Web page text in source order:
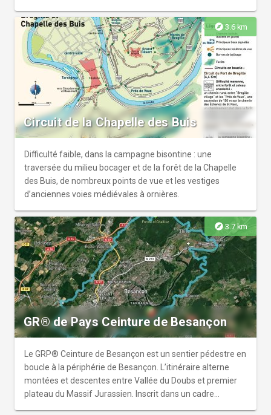
explore 3.6 km
Circuit de la Chapelle des Buis
Difficulté faible, dans la campagne bisontine : une
traversée du milieu bocager et de la forêt de la Chapelle
des Buis, de nombreux points de vue et les vestiges
d’anciennes voies médiévales à ornières.
explore3.7 km
GR® de Pays Ceinture de Besançon
Le GRP® Ceinture de Besançon est un sentier pédestre en
boucle à la périphérie de Besançon. L’itinéraire alterne
montées et descentes entre Vallée du Doubs et premier
plateau du Massif Jurassien. Inscrit dans un cadre